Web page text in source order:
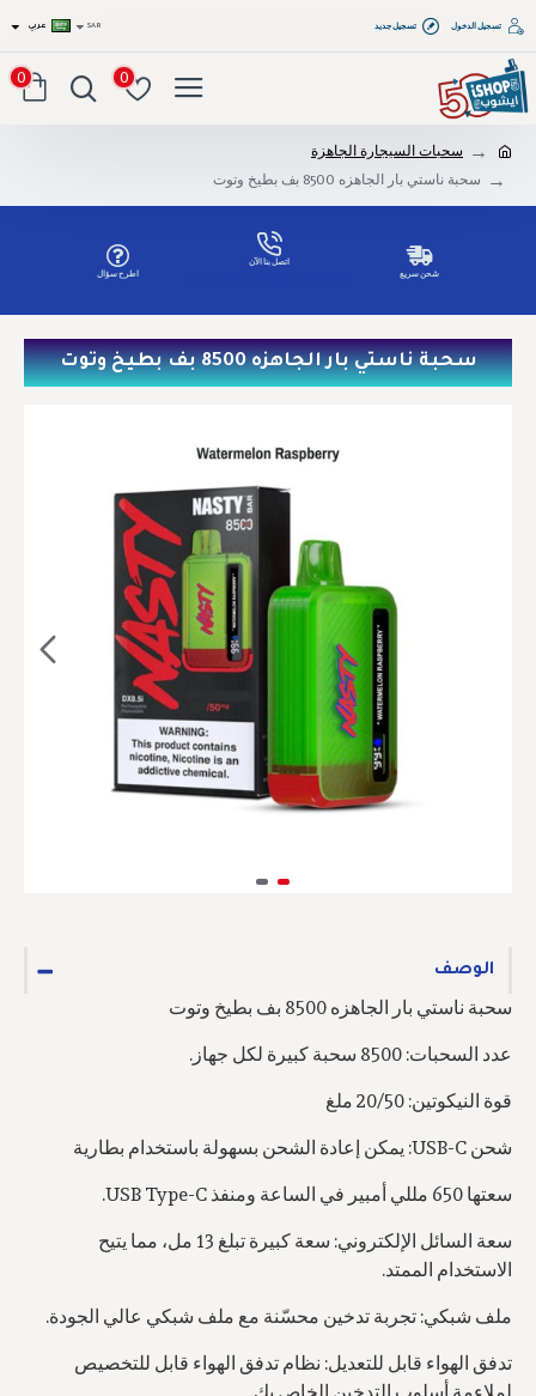
تسجيل الدخول تسجيل جديد SAR عربي
0
0
سحبات السيجارة الجاهزة
سحبة ناستي بار الجاهزه 8500 بف بطيخ وتوت
شحن سريع
اتصل بنا الآن
اطرح سؤال
سحبة ناستي بار الجاهزه 8500 بف بطيخ وتوت
الوصف
سحبة ناستي بار الجاهزه 8500 بف بطيخ وتوت
عدد السحبات: 8500 سحبة كبيرة لكل جهاز.
قوة النيكوتين: 20/50 ملغ
شحن USB-C: يمكن إعادة الشحن بسهولة باستخدام بطارية
سعتها 650 مللي أمبير في الساعة ومنفذ USB Type-C.
سعة السائل الإلكتروني: سعة كبيرة تبلغ 13 مل، مما يتيح
الاستخدام الممتد.
ملف شبكي: تجربة تدخين محسّنة مع ملف شبكي عالي الجودة.
تدفق الهواء قابل للتعديل: نظام تدفق الهواء قابل للتخصيص